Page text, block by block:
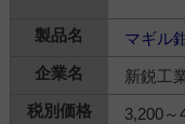
マギル
新鋭工
3,200